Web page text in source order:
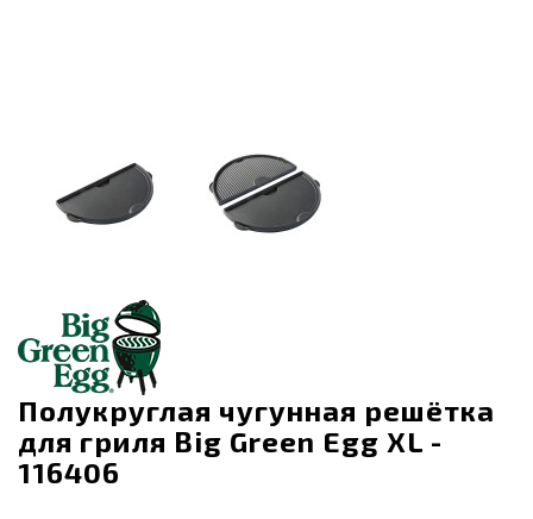
Полукруглая чугунная решётка
для гриля Big Green Egg XL -
116406